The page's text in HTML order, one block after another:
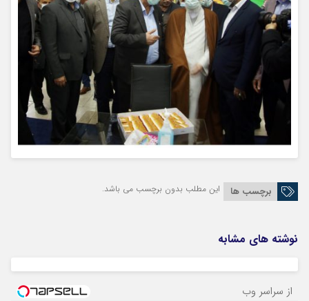
برچسب ها این مطلب بدون برچسب می باشد.
نوشته های مشابه
از سراسر وب